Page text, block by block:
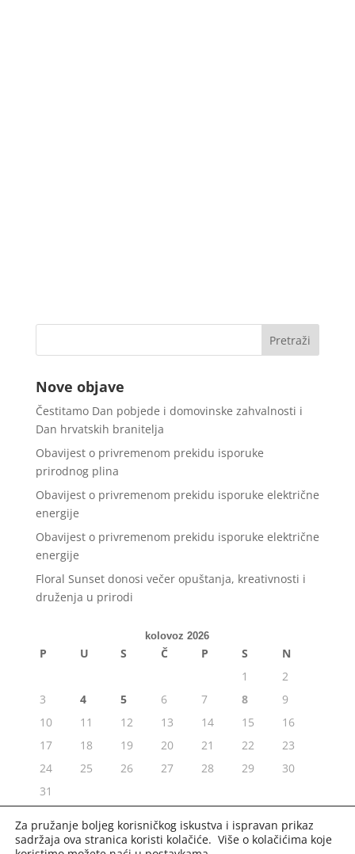
Nove objave
Čestitamo Dan pobjede i domovinske zahvalnosti i
Dan hrvatskih branitelja
Obavijest o privremenom prekidu isporuke
prirodnog plina
Obavijest o privremenom prekidu isporuke električne
energije
Obavijest o privremenom prekidu isporuke električne
energije
Floral Sunset donosi večer opuštanja, kreativnosti i
druženja u prirodi
kolovoz 2026
P U S Č P S
N
1
2
3
4 5 6 7 8
9
10
11 12 13 14 15
16
17
18 19 20 21 22
23
24
25 26 27 28 29
30
31
« srp
Za pružanje boljeg korisničkog iskustva i ispravan prikaz
sadržaja ova stranica koristi kolačiće. Više o kolačićima koje